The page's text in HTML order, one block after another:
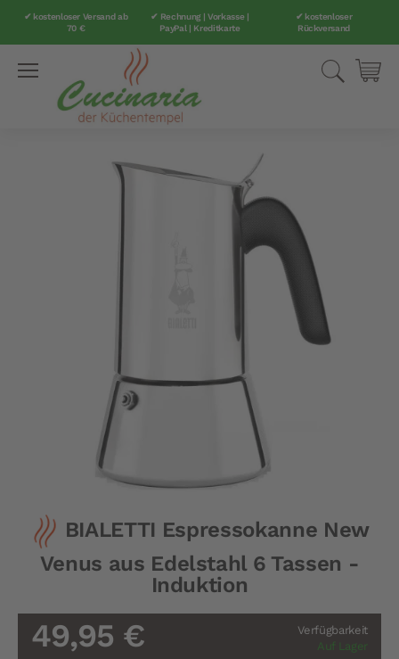
✔ kostenloser Versand ab
70 €
✔ Rechnung | Vorkasse |
PayPal | Kreditkarte
✔ kostenloser
Rückversand
Suche
Anfang
Bildergalerie
BIALETTI Espressokanne New
Venus aus Edelstahl 6 Tassen -
Induktion
Verfügbarkeit
Auf Lager
49,95 €